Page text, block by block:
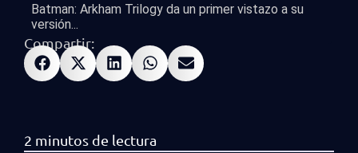
Batman: Arkham Trilogy da un primer vistazo a su
versión...
Compartir: